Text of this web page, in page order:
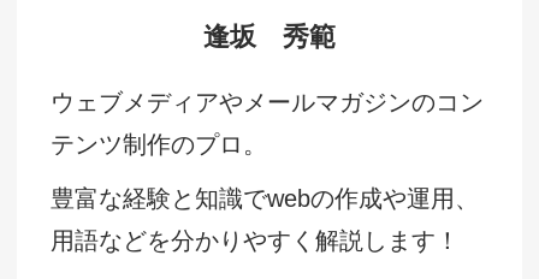
逢坂 秀範
ウェブメディアやメールマガジンのコン
テンツ制作のプロ。
豊富な経験と知識でwebの作成や運用、
用語などを分かりやすく解説します！